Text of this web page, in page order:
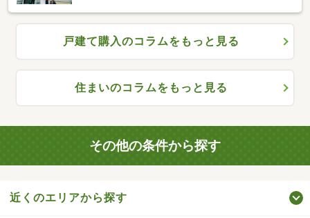
戸建て購入のコラムをもっと見る
住まいのコラムをもっと見る
その他の条件から探す
近くのエリアから探す